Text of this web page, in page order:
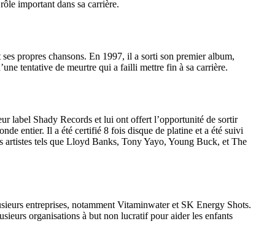
important dans sa carrière.
propres chansons. En 1997, il a sorti son premier album,
tentative de meurtre qui a failli mettre fin à sa carrière.
label Shady Records et lui ont offert l’opportunité de sortir
entier. Il a été certifié 8 fois disque de platine et a été suivi
artistes tels que Lloyd Banks, Tony Yayo, Young Buck, et The
entreprises, notamment Vitaminwater et SK Energy Shots.
organisations à but non lucratif pour aider les enfants